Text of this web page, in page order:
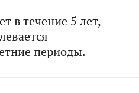
в течение 5 лет,
периоды.